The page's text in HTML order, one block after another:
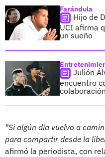
Farándula
Hijo de
UCI afirma
un sueño
Julión
encuentro
"Si algún día vuelvo a
para compartir desde la
afirmó la periodista, con